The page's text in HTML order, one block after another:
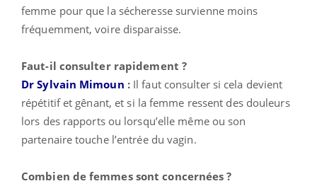
femme pour que la sécheresse survienne moins
fréquemment, voire disparaisse.
Faut-il consulter rapidement ?
Dr Sylvain Mimoun : Il faut consulter si cela devient
répétitif et gênant, et si la femme ressent des douleurs
lors des rapports ou lorsqu’elle même ou son
partenaire touche l’entrée du vagin.
Combien de femmes sont concernées ?